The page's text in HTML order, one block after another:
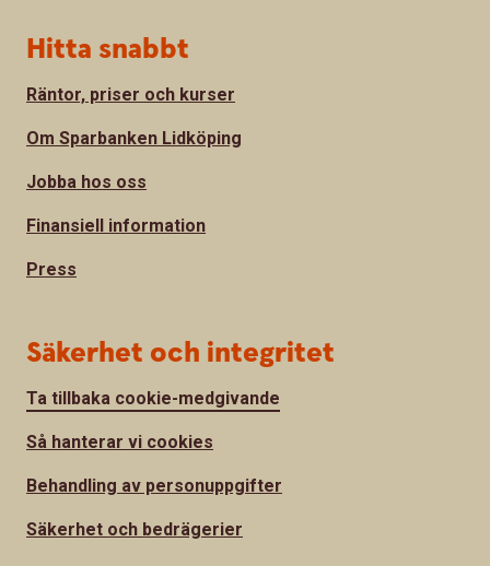
Hitta snabbt
Räntor, priser och kurser
Om Sparbanken Lidköping
Jobba hos oss
Finansiell information
Press
Säkerhet och integritet
Ta tillbaka cookie-medgivande
Så hanterar vi cookies
Behandling av personuppgifter
Säkerhet och bedrägerier